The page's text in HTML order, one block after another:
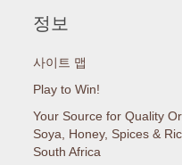
정보
사이트 맵
Play to Win!
Your Source for Quality
Soya, Honey, Spices &
South Africa